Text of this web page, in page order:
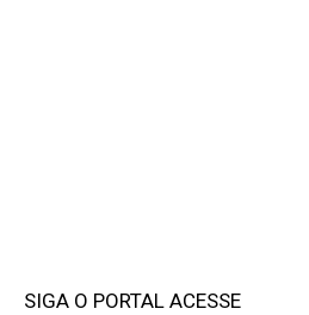
SIGA O PORTAL ACESSE